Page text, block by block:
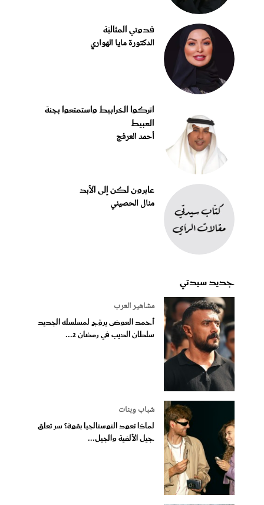
قدوتي المثاليّة
الدكتورة مايا الهواري
اتركوا الخرابيط واستمتعوا بجنة
العبيط
أحمد العرفج
عابرون لكن إلى الأبد
منال الحصيني
جديد سيدتي
مشاهير العرب
أحمد العوضى يروّج لمسلسله الجديد
سلطان الديب في رمضان 2...
شباب وبنات
لماذا تعود النوستالجيا بقوة؟ سر تعلق
جيل الألفية والجيل...